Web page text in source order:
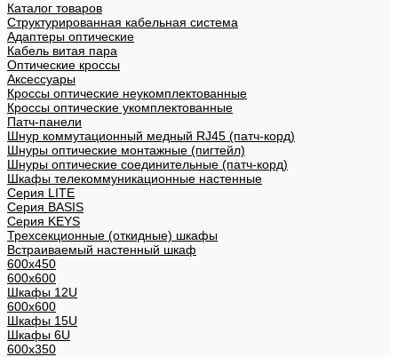
Каталог товаров
Структурированная кабельная система
Адаптеры оптические
Кабель витая пара
Оптические кроссы
Аксессуары
Кроссы оптические неукомплектованные
Кроссы оптические укомплектованные
Патч-панели
Шнур коммутационный медный RJ45 (патч-корд)
Шнуры оптические монтажные (пигтейл)
Шнуры оптические соединительные (патч-корд)
Шкафы телекоммуникационные настенные
Cерия LITE
Cерия BASIS
Cерия KEYS
Трехсекционные (откидные) шкафы
Встраиваемый настенный шкаф
600x450
600x600
Шкафы 12U
600x600
Шкафы 15U
Шкафы 6U
600x350